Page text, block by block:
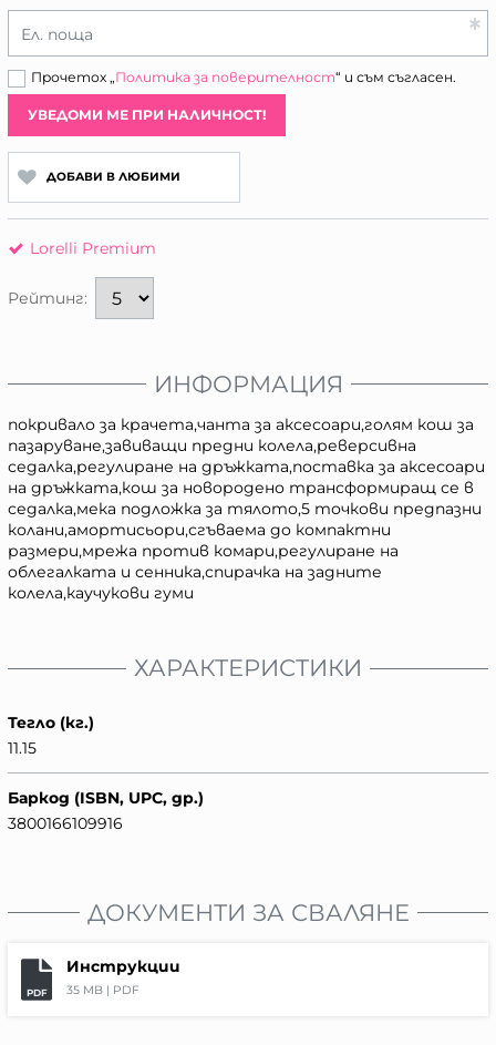
Ел. поща
Прочетох „Политика за поверителност“ и съм съгласен.
УВЕДОМИ МЕ ПРИ НАЛИЧНОСТ!
ДОБАВИ В ЛЮБИМИ
Lorelli Premium
Рейтинг:
ИНФОРМАЦИЯ
покривало за крачета,чанта за аксесоари,голям кош за
пазаруване,завиващи предни колела,реверсивна
седалка,регулиране на дръжката,поставка за аксесоари
на дръжката,кош за новородено трансформиращ се в
седалка,мека подложка за тялото,5 точкови предпазни
колани,амортисьори,сгъваема до компактни
размери,мрежа против комари,регулиране на
облегалката и сенника,спирачка на задните
колела,каучукови гуми
ХАРАКТЕРИСТИКИ
Тегло (кг.)
11.15
Баркод (ISBN, UPC, др.)
3800166109916
ДОКУМЕНТИ ЗА СВАЛЯНЕ
PDF
Инструкции
35 MB | PDF